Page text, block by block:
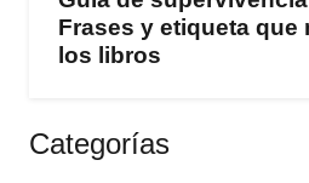
Frases y etiqueta que
los libros
Categorías